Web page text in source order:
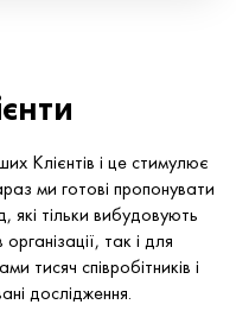
Клієнтів і це стимулює
ми готові пропонувати
які тільки вибудовують
так і для
тисяч співробітників і
дослідження.